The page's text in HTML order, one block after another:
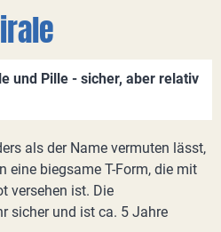
und Pille - sicher, aber relativ
als der Name vermuten lässt,
eine biegsame T-Form, die mit
versehen ist. Die
sicher und ist ca. 5 Jahre